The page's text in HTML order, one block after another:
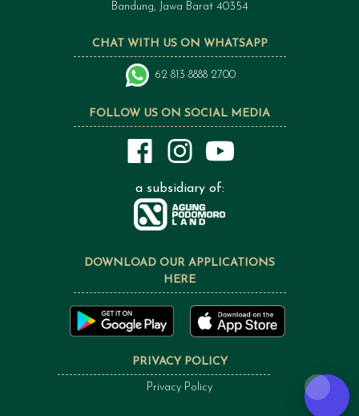
FOLLOW US ON SOCIAL MEDIA
a subsidiary of:
CHAT WITH US ON WHATSAPP
62 813 8888 2700
DOWNLOAD OUR APPLICATIONS
HERE
PRIVACY POLICY
Privacy Policy
Bandung, Jawa Barat 40354